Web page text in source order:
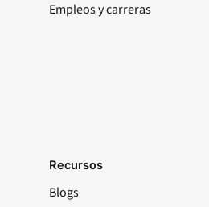
Empleos y carreras
Recursos
Blogs